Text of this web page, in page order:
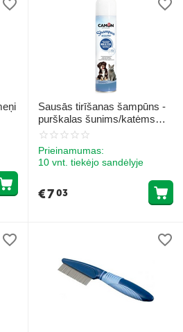
Sausās tirīšanas šampūns -
purškalas šunims/katėms
300ml
Prieinamumas:
10 vnt. tiekėjo sandėlyje
€703